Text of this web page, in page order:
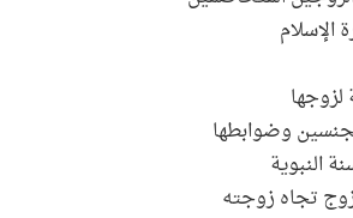
وضوابطها
النبوية